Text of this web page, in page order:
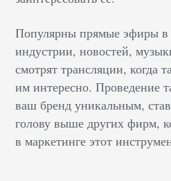
Популярны прямые эфиры в
индустрии, новостей,
смотрят трансляции, когда
им интересно. Проведение
ваш бренд уникальным,
голову выше других фирм,
в маркетинге этот